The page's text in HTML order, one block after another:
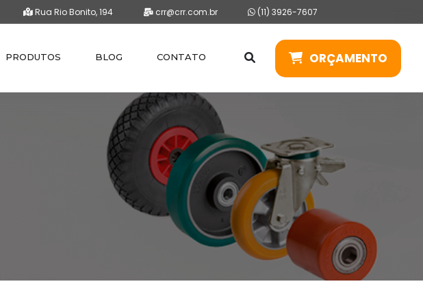
Rua Rio Bonito, 194 crr@crr.com.br (11) 3926-7607
PRODUTOS BLOG CONTATO ORÇAMENTO